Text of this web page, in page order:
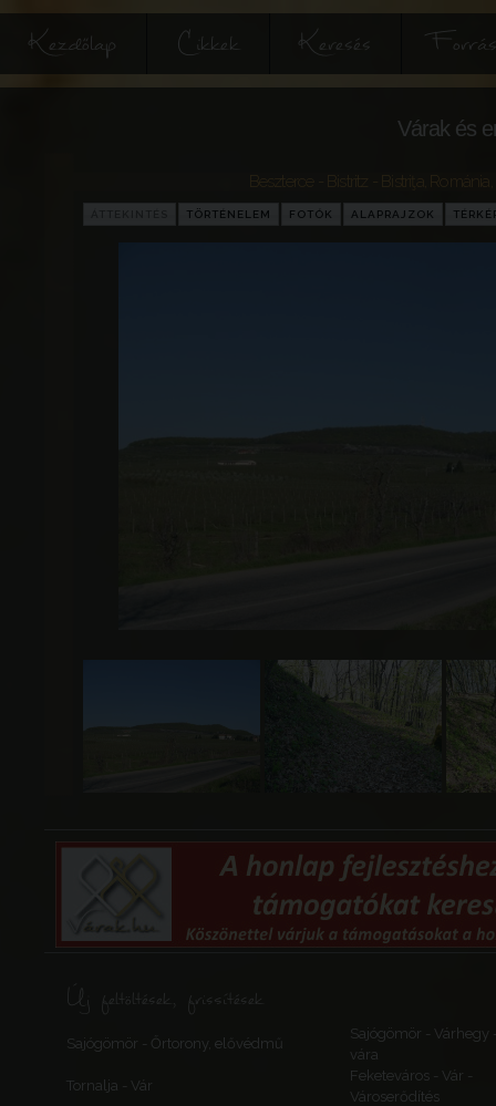
Kezdőlap Cikkek Keresés
Várak és
Beszterce - Bistritz - Bistriţa Románia
TÖRTÉNELEM FOTÓK ALAPRAJZOK
Új feltöltések, frissítések
Sajógömör - Őrtorony, elővédmű
Sajógömör - Várhegy
vára
Tornalja - Vár
Feketeváros - Vár -
Városerődítés